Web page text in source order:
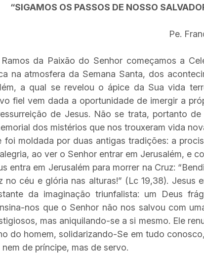
“SIGAMOS OS PASSOS DE NOSSO
Pe.
da Paixão do Senhor começamos a
na atmosfera da Semana Santa, dos
a qual se revelou o ápice da Sua vida
fiel vem dada a oportunidade de imergir a
de Jesus. Não se trata, portanto de
dos mistérios que nos trouxeram vida
foi moldada por duas antigas tradições: a
ao ver o Senhor entrar em Jerusalém, e
entra em Jerusalém para morrer na Cruz:
no céu e glória nas alturas!” (Lc 19,38). Jesus
da imaginação triunfalista: um Deus
nos que o Senhor não nos salvou com
mas aniquilando-se a si mesmo. Ele
do homem, solidarizando-Se em tudo
de príncipe, mas de servo.